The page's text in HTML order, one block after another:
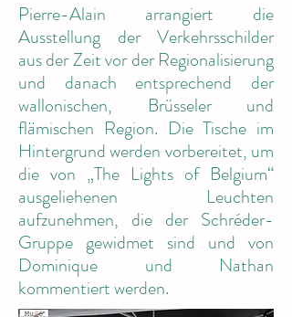
Pierre-Alain arrangiert die
Ausstellung der Verkehrsschilder
aus der Zeit vor der Regionalisierung
und danach entsprechend der
wallonischen, Brüsseler und
flämischen Region. Die Tische im
Hintergrund werden vorbereitet, um
die von „The Lights of Belgium“
ausgeliehenen Leuchten
aufzunehmen, die der Schréder-
Gruppe gewidmet sind und von
Dominique und Nathan
kommentiert werden.